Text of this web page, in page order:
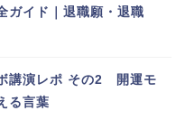
ガイド｜退職願・退職
講演レポ その2 開運モ
える言葉